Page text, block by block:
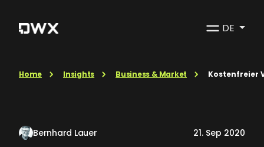
DE
Home Insights Business & Market Kostenfreier
Bernhard Lauer 21. Sep 2020